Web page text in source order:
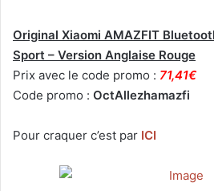
Original Xiaomi AMAZFIT
Sport – Version Anglaise Rouge
Prix avec le code promo : 71,41€
Code promo : OctAllezhamazfi
Pour craquer c’est par ICI